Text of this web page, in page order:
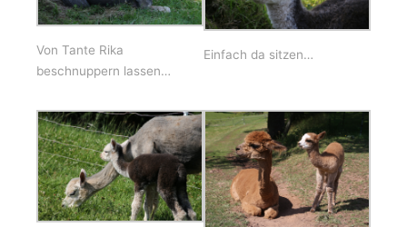
Von Tante Rika
beschnuppern lassen…
Einfach da sitzen…